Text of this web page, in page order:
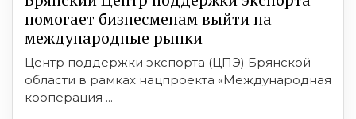
помогает бизнесменам выйти на
международные рынки
Центр поддержки экспорта (ЦПЭ) Брянской
области в рамках нацпроекта «Международная
кооперация ...